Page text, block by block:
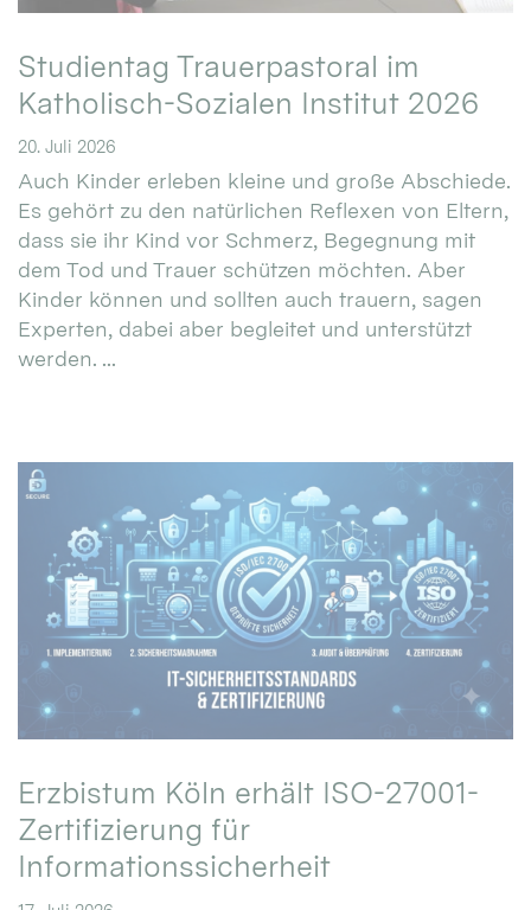
Studientag Trauerpastoral im
Katholisch-Sozialen Institut 2026
20. Juli 2026
Auch Kinder erleben kleine und große Abschiede.
Es gehört zu den natürlichen Reflexen von Eltern,
dass sie ihr Kind vor Schmerz, Begegnung mit
dem Tod und Trauer schützen möchten. Aber
Kinder können und sollten auch trauern, sagen
Experten, dabei aber begleitet und unterstützt
werden. ...
Erzbistum Köln erhält ISO-27001-
Zertifizierung für
Informationssicherheit